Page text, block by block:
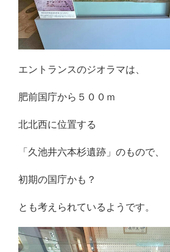
エントランスのジオラマは、
肥前国庁から５００ｍ
北北西に位置する
「久池井六本杉遺跡」のもので、
初期の国庁かも？
とも考えられているようです。